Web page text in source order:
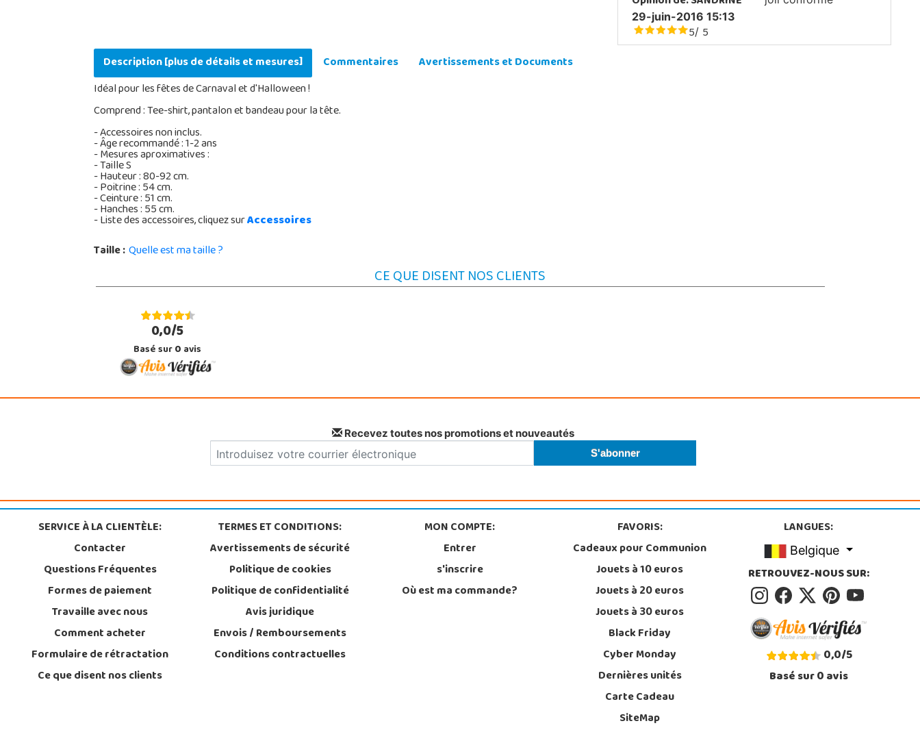
29-juin-2016 15:13
5/ 5
Description [plus de détails et mesures] Commentaires
Avertissements et Documents
Idéal pour les fêtes de Carnaval et d'Halloween !
Comprend : Tee-shirt, pantalon et bandeau pour la tête.
- Accessoires non inclus.
- Âge recommandé : 1-2 ans
- Mesures aproximatives :
- Taille S
- Hauteur : 80-92 cm.
- Poitrine : 54 cm.
- Ceinture : 51 cm.
- Hanches : 55 cm.
- Liste des accessoires, cliquez surAccessoires
Taille :Quelle est ma taille ?
CE QUE DISENT NOS CLIENTS
0,0/5
Basé sur0avis
Recevez toutes nos promotions et nouveautés
SERVICE À LA CLIENTÈLE:
Contacter
Questions Fréquentes
Formes de paiement
Travaille avec nous
Comment acheter
Formulaire de rétractation
Ce que disent nos clients
TERMES ET CONDITIONS:
Avertissements de sécurité
Politique de cookies
Politique de confidentialité
Avis juridique
Envois / Remboursements
Conditions contractuelles
MON COMPTE:
Entrer
s'inscrire
Où est ma commande?
FAVORIS:
Cadeaux pour Communion
Jouets à 10 euros
Jouets à 20 euros
Jouets à 30 euros
Black Friday
Cyber Monday
Dernières unités
Carte Cadeau
SiteMap
LANGUES:
Belgique
RETROUVEZ-NOUS SUR:
0,0/5
Basé sur0avis